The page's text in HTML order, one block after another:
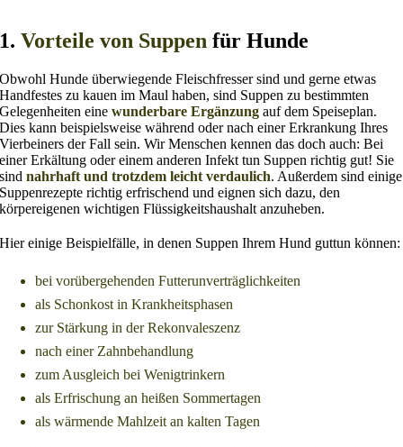
1.Vorteile von Suppen für Hunde
Obwohl Hunde überwiegende Fleischfresser sind und gerne etwas
Handfestes zu kauen im Maul haben, sind Suppen zu bestimmten
Gelegenheiten einewunderbare Ergänzung auf dem Speiseplan.
Dies kann beispielsweise während oder nach einer Erkrankung Ihres
Vierbeiners der Fall sein. Wir Menschen kennen das doch auch: Bei
einer Erkältung oder einem anderen Infekt tun Suppen richtig gut! Sie
sindnahrhaft und trotzdem leicht verdaulich. Außerdem sind einige
Suppenrezepte richtig erfrischend und eignen sich dazu, den
körpereigenen wichtigen Flüssigkeitshaushalt anzuheben.
Hier einige Beispielfälle, in denen Suppen Ihrem Hund guttun können:
bei vorübergehenden Futterunverträglichkeiten
als Schonkost in Krankheitsphasen
zur Stärkung in der Rekonvaleszenz
nach einer Zahnbehandlung
zum Ausgleich bei Wenigtrinkern
als Erfrischung an heißen Sommertagen
als wärmende Mahlzeit an kalten Tagen